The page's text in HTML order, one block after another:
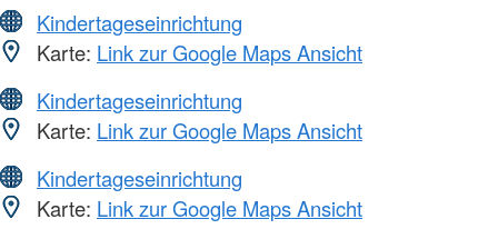
Kindertageseinrichtung
Karte: Link zur Google Maps Ansicht
Kindertageseinrichtung
Karte: Link zur Google Maps Ansicht
Kindertageseinrichtung
Karte: Link zur Google Maps Ansicht